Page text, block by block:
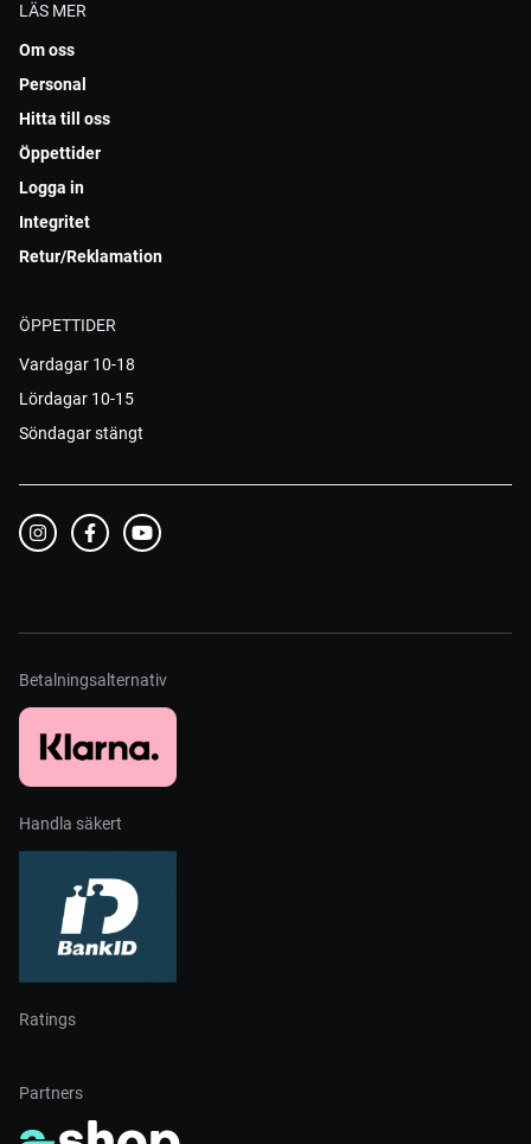
LÄS MER
Om oss
Personal
Hitta till oss
Öppettider
Logga in
Integritet
Retur/Reklamation
ÖPPETTIDER
Vardagar 10-18
Lördagar 10-15
Söndagar stängt
Betalningsalternativ
Handla säkert
Ratings
Partners